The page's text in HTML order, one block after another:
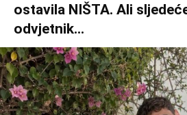
ostavila NIŠTA. Ali
odvjetnik...